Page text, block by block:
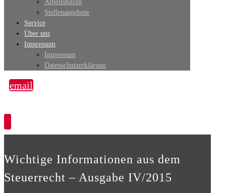
Arbeitshilfen
Stellenangebote
Service
Über uns
Impressum
Impressum
Datenschutzerklärung
email
Wichtige Informationen aus dem
Steuerrecht – Ausgabe IV/2015